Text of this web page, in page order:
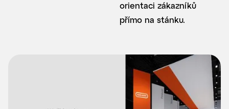
orientaci zákazníků
přímo na stánku.